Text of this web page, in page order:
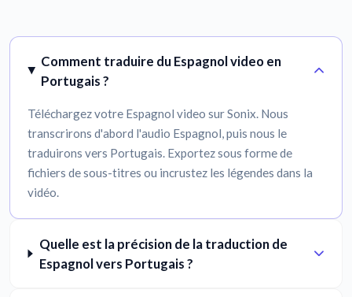
Comment traduire du Espagnol video en
Portugais ?
Téléchargez votre Espagnol video sur Sonix. Nous
transcrirons d'abord l'audio Espagnol, puis nous le
traduirons vers Portugais. Exportez sous forme de
fichiers de sous-titres ou incrustez les légendes dans la
vidéo.
Quelle est la précision de la traduction de
Espagnol vers Portugais ?